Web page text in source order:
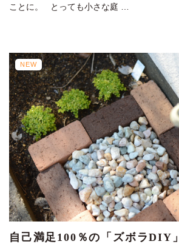
ことに。 とっても小さな庭 …
NEW
自己満足100％の「ズボラDIY」